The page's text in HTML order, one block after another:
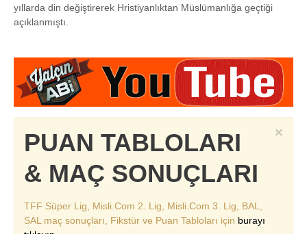
yıllarda din değiştirerek Hristiyanlıktan Müslümanlığa geçtiği
açıklanmıştı.
×
PUAN TABLOLARI
& MAÇ SONUÇLARI
TFF Süper Lig, Misli.Com 2. Lig, Misli.Com 3. Lig, BAL,
SAL maç sonuçları, Fikstür ve Puan Tabloları için burayı